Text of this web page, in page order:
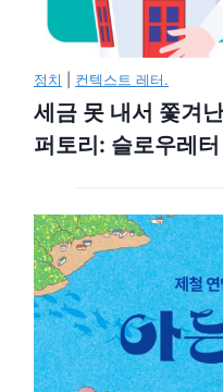
정치 컨텍스트 레터.
세금 못 내서 쫓겨
퍼토리: 슬로우레